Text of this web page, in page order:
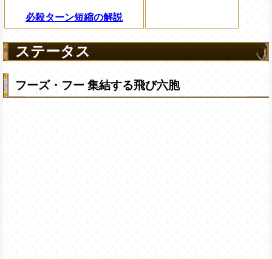
必殺ターン短縮の解説
ステータス
フーズ・フー 集結する飛び六胞